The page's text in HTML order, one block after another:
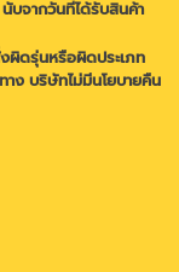
นับจากวันที่ได้รับสินค้า
ผิดรุ่นหรือผิดประเภท
าง บริษัทไม่มีนโยบายคืน